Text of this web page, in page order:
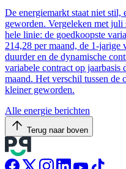
De energiemarkt staat niet stil,
geworden. Vergeleken met
hele linie: de goedkoopste
214,28 per maand, de 1-jarige
duurder en de dynamische
variabele contract op jaarbasis
maand. Het verschil tussen de
kleiner geworden.
Alle energie berichten
Terug naar boven